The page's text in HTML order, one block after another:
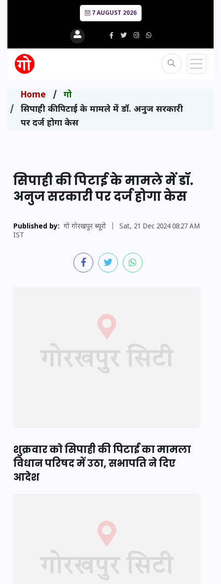
7 AUGUST 2026
Home
गो
सिपाही की पिटाई के मामले में डॉ. अनुज सरकारी
पर दर्ज होगा केस
सिपाही की पिटाई के मामले में डॉ.
अनुज सरकारी पर दर्ज होगा केस
Published by: गो गोरखपुर ब्यूरो
Sat, 21 Dec 2024 08:27 AM
IST
शुक्रवार को सिपाही की पिटाई का मामला
विधान परिषद में उठा, सभापति ने दिए
आदेश